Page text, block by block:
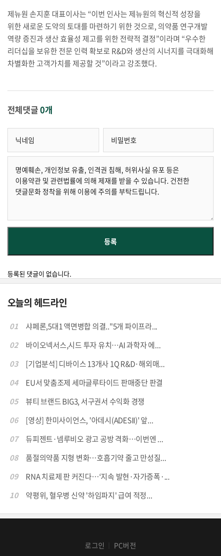
제뉴원 손지훈 대표이사는 “이번 인사는 제뉴원의 혁신적 성장을
위한 새로운 도약의 토대를 마련하기 위한 것으로, 의약품 연구개발
역량 증진과 생산 효율성 제고를 위한 전략적 결정”이라며 “우수한
리더십을 보유한 전문 인력 확보로 R&D와 생산의 시너지를 극대화해
차별화한 고객가치를 제공할 것”이라고 강조했다.
전체댓글0개
등록된 댓글이 없습니다.
오늘의 헤드라인
01
샤페론,5대1 액면병합 의결.."5개 파이프라...
02
바이오넥서스,시드 투자 유치…AI 과학자 에...
03
[기업분석] 디바이스 13개사 1Q R&D·해외매...
04
EU서 맞춤조제 세마글루타이드 판매중단 판결
05
뷰티 브랜드 BIG3, 서구권서 수익화 경쟁
06
[영상] 한미사이언스, '아데시(ADESII)' 앞...
07
듀피젠트·넴루비오 광고 공방 격화…이번엔 ...
08
품절의약품 지형 변화…호흡기약 줄고 만성질...
09
RNA 치료제 판 커진다…‘지속 발현·자가증폭·...
10
약평위, 혈우병 신약 '하임파지' 급여 적정...
로그인 PC버전